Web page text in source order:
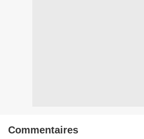
Commentaires